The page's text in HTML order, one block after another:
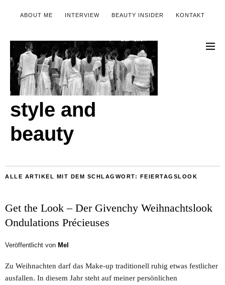
ABOUT ME INTERVIEW BEAUTY INSIDER KONTAKT
style and
beauty
ALLE ARTIKEL MIT DEM SCHLAGWORT: FEIERTAGSLOOK
Get the Look – Der Givenchy Weihnachtslook
Ondulations Précieuses
Veröffentlicht von Mel
Zu Weihnachten darf das Make-up traditionell ruhig etwas festlicher
ausfallen. In diesem Jahr steht auf meiner persönlichen